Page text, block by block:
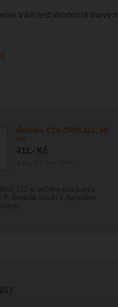
Vám test vhodnosti barvy
Ředidlo COLORIS 121, 50
ml
411,- Kč